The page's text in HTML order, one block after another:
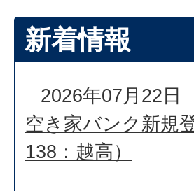
新着情報
2026年07月22日
空き家バンク新規
138：越高）